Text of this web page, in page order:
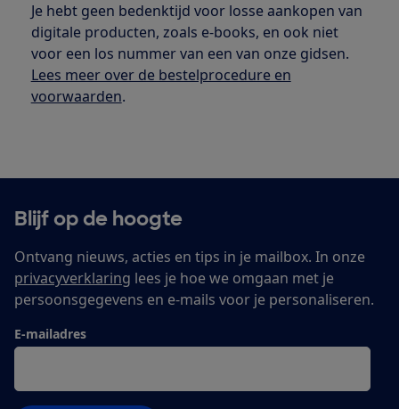
Je hebt geen bedenktijd voor losse aankopen van
digitale producten, zoals e-books, en ook niet
voor een los nummer van een van onze gidsen.
Lees meer over de bestelprocedure en
voorwaarden.
Blijf op de hoogte
Ontvang nieuws, acties en tips in je mailbox. In onze
privacyverklaring lees je hoe we omgaan met je
persoonsgegevens en e-mails voor je personaliseren.
E-mailadres